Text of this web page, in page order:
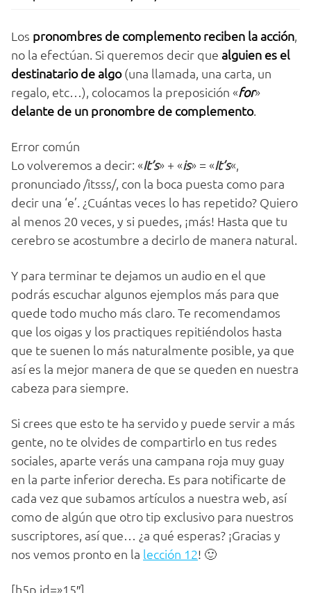
Los pronombres de complemento reciben la acción,
no la efectúan. Si queremos decir que alguien es el
destinatario de algo(una llamada, una carta, un
regalo, etc…), colocamos la preposición «for»
delante de un pronombre de complemento.
Error común
Lo volveremos a decir: «It’s» + «is» = «It’s«,
pronunciado /itsss/, con la boca puesta como para
decir una ‘e’. ¿Cuántas veces lo has repetido? Quiero
al menos 20 veces, y si puedes, ¡más! Hasta que tu
cerebro se acostumbre a decirlo de manera natural.
Y para terminar te dejamos un audio en el que
podrás escuchar algunos ejemplos más para que
quede todo mucho más claro. Te recomendamos
que los oigas y los practiques repitiéndolos hasta
que te suenen lo más naturalmente posible, ya que
así es la mejor manera de que se queden en nuestra
cabeza para siempre.
Si crees que esto te ha servido y puede servir a más
gente, no te olvides de compartirlo en tus redes
sociales, aparte verás una campana roja muy guay
en la parte inferior derecha. Es para notificarte de
cada vez que subamos artículos a nuestra web, así
como de algún que otro tip exclusivo para nuestros
suscriptores, así que… ¿a qué esperas? ¡Gracias y
nos vemos pronto en la lección 12! 🙂
[h5p id=»15″]